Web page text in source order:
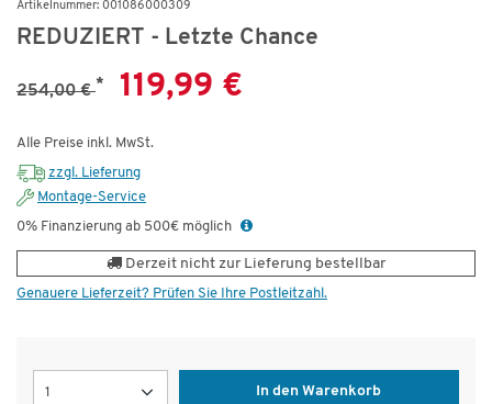
Artikelnummer: 001086000309
REDUZIERT - Letzte Chance
254,00 €* 119,99 €
Alle Preise inkl. MwSt.
zzgl. Lieferung
Montage-Service
0% Finanzierung ab 500€ möglich
Derzeit nicht zur Lieferung bestellbar
Genauere Lieferzeit? Prüfen Sie Ihre Postleitzahl.
In den Warenkorb